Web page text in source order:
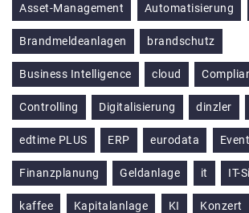
Asset-Management Automatisierung
Brandmeldeanlagen brandschutz
Business Intelligence cloud
Controlling Digitalisierung dinzler
edtime PLUS ERP eurodata Event
Finanzplanung Geldanlage it IT-
kaffee Kapitalanlage KI Konzert